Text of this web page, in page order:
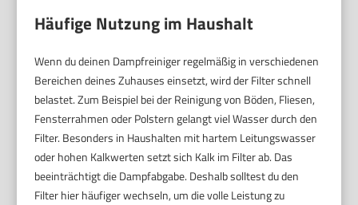
Häufige Nutzung im Haushalt
Wenn du deinen Dampfreiniger regelmäßig in verschiedenen
Bereichen deines Zuhauses einsetzt, wird der Filter schnell
belastet. Zum Beispiel bei der Reinigung von Böden, Fliesen,
Fensterrahmen oder Polstern gelangt viel Wasser durch den
Filter. Besonders in Haushalten mit hartem Leitungswasser
oder hohen Kalkwerten setzt sich Kalk im Filter ab. Das
beeinträchtigt die Dampfabgabe. Deshalb solltest du den
Filter hier häufiger wechseln, um die volle Leistung zu